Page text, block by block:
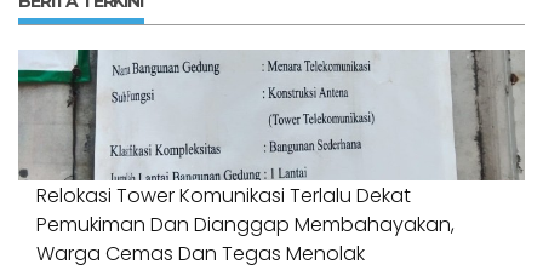
Relokasi Tower Komunikasi Terlalu Dekat
Pemukiman Dan Dianggap Membahayakan,
Warga Cemas Dan Tegas Menolak